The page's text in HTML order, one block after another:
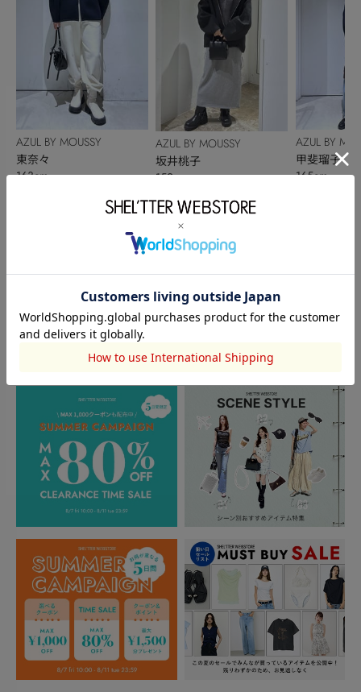
AZUL BY MOUSSY
東奈々
163cm
AZUL BY MOUSSY
坂井桃子
152cm
AZUL BY
甲斐瑠子
165cm
このアイテムを見た人がチェックしている商品